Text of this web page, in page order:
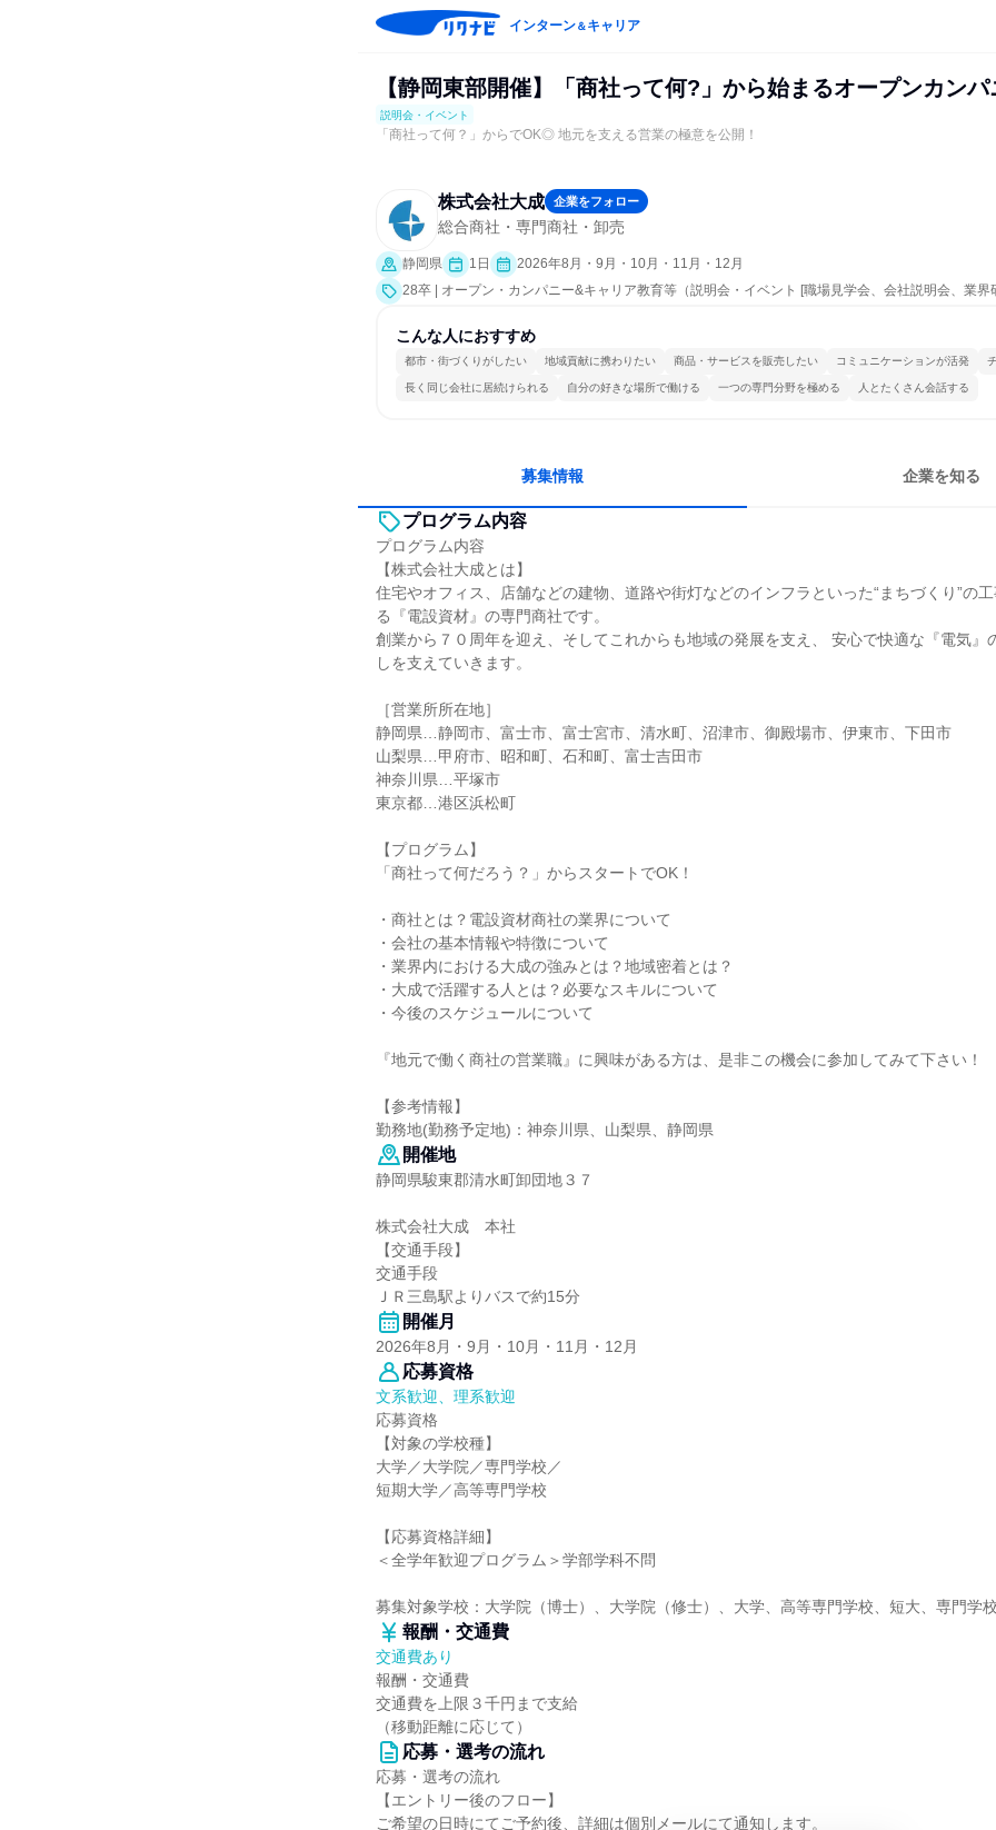
インターン＆キャリア
【静岡東部開催】「商社って何?」から始まるオープンカンパ
説明会・イベント
「商社って何？」からでOK◎ 地元を支える営業の極意を公開！
株式会社大成 企業をフォロー
総合商社・専門商社・卸売
静岡県 1日
2026年8月・9月・10月・11月・12月
28卒 | オープン・カンパニー&キャリア教育等（説明会・イベント [職場見学会、会社説明会、業界
こんな人におすすめ
都市・街づくりがしたい 地域貢献に携わりたい 商品・サービスを販売したい コミュニケーションが活発
長く同じ会社に居続けられる 自分の好きな場所で働ける 一つの専門分野を極める 人とたくさん会話する
募集情報 企業を知る
プログラム内容
プログラム内容
【株式会社大成とは】
住宅やオフィス、店舗などの建物、道路や街灯などのインフラといった“まちづくり”の
る『電設資材』の専門商社です。
創業から７０周年を迎え、そしてこれからも地域の発展を支え、 安心で快適な『電気』
しを支えていきます。
［営業所所在地］
静岡県…静岡市、富士市、富士宮市、清水町、沼津市、御殿場市、伊東市、下田市
山梨県…甲府市、昭和町、石和町、富士吉田市
神奈川県…平塚市
東京都…港区浜松町
【プログラム】
「商社って何だろう？」からスタートでOK！
・商社とは？電設資材商社の業界について
・会社の基本情報や特徴について
・業界内における大成の強みとは？地域密着とは？
・大成で活躍する人とは？必要なスキルについて
・今後のスケジュールについて
『地元で働く商社の営業職』に興味がある方は、是非この機会に参加してみて下さい！
【参考情報】
勤務地(勤務予定地)：神奈川県、山梨県、静岡県
開催地
静岡県駿東郡清水町卸団地３７
株式会社大成 本社
【交通手段】
交通手段
ＪＲ三島駅よりバスで約15分
開催月
2026年8月・9月・10月・11月・12月
応募資格
文系歓迎、理系歓迎
応募資格
【対象の学校種】
大学／大学院／専門学校／
短期大学／高等専門学校
【応募資格詳細】
＜全学年歓迎プログラム＞学部学科不問
募集対象学校：大学院（博士）、大学院（修士）、大学、高等専門学校、短大、専門学
報酬・交通費
交通費あり
報酬・交通費
交通費を上限３千円まで支給
（移動距離に応じて）
応募・選考の流れ
応募・選考の流れ
【エントリー後のフロー】
ご希望の日時にてご予約後、詳細は個別メールにて通知します。